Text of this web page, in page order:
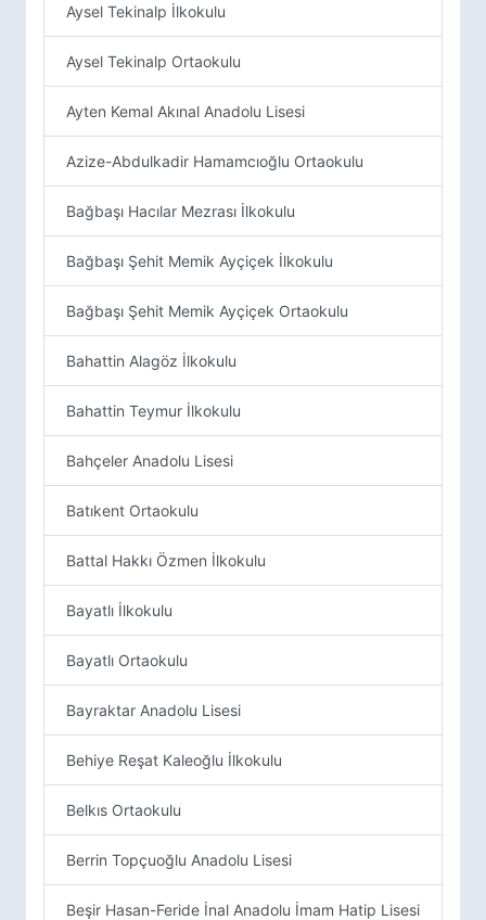
Aysel Tekinalp İlkokulu
Aysel Tekinalp Ortaokulu
Ayten Kemal Akınal Anadolu Lisesi
Azize-Abdulkadir Hamamcıoğlu Ortaokulu
Bağbaşı Hacılar Mezrası İlkokulu
Bağbaşı Şehit Memik Ayçiçek İlkokulu
Bağbaşı Şehit Memik Ayçiçek Ortaokulu
Bahattin Alagöz İlkokulu
Bahattin Teymur İlkokulu
Bahçeler Anadolu Lisesi
Batıkent Ortaokulu
Battal Hakkı Özmen İlkokulu
Bayatlı İlkokulu
Bayatlı Ortaokulu
Bayraktar Anadolu Lisesi
Behiye Reşat Kaleoğlu İlkokulu
Belkıs Ortaokulu
Berrin Topçuoğlu Anadolu Lisesi
Beşir Hasan-Feride İnal Anadolu İmam Hatip Lisesi